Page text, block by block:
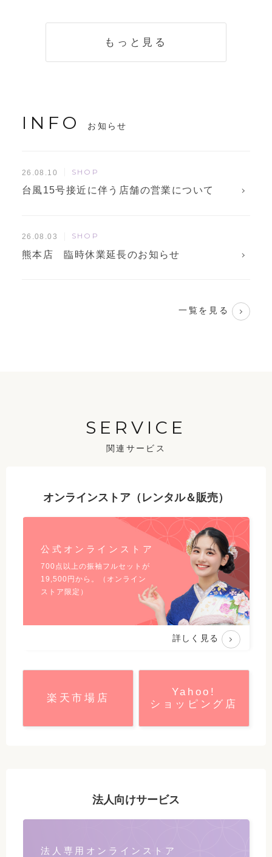
もっと見る
INFO お知らせ
26.08.10 SHOP
台風15号接近に伴う店舗の営業について
26.08.03 SHOP
熊本店 臨時休業延長のお知らせ
一覧を見る
SERVICE
関連サービス
オンラインストア（レンタル＆販売）
公式オンラインストア
700点以上の振袖フルセットが
19,500 円から。（オンライン
ストア限定）
詳しく見る
楽天市場店
Yahoo!
ショッピング店
法人向けサービス
法人専用オンラインストア